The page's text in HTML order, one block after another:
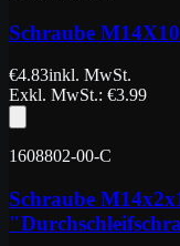
Schraube
€4.83inkl. MwSt.
Exkl. MwSt.: €3.99
1608802-00-C
Schraube